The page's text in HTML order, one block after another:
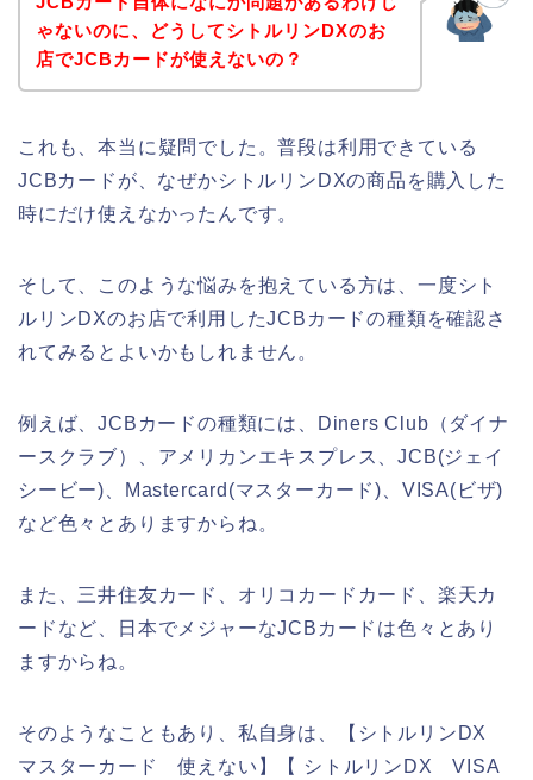
ゃないのに、どうしてシトルリンDXのお
店でJCBカードが使えないの？
これも、本当に疑問でした。普段は利用できている
JCBカードが、なぜかシトルリンDXの商品を購入した
時にだけ使えなかったんです。
そして、このような悩みを抱えている方は、一度シト
ルリンDXのお店で利用したJCBカードの種類を確認さ
れてみるとよいかもしれません。
例えば、JCBカードの種類には、Diners Club（ダイナ
ースクラブ）、アメリカンエキスプレス、JCB(ジェイ
シービー)、Mastercard(マスターカード)、VISA(ビザ)
など色々とありますからね。
また、三井住友カード、オリコカードカード、楽天カ
ードなど、日本でメジャーなJCBカードは色々とあり
ますからね。
そのようなこともあり、私自身は、【シトルリンDX
マスターカード 使えない】【 シトルリンDX VISA